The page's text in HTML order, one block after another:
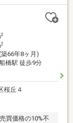
2
2
66年8ヶ月)
橋駅 徒歩9分
桜丘４
買価格の10%不